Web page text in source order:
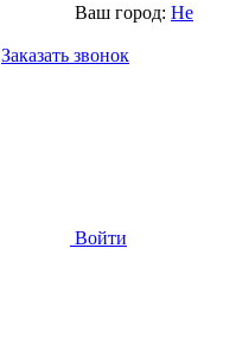
Ваш город: Не
Заказать звонок
Войти